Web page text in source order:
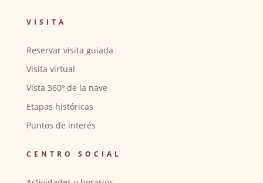
VISITA
Reservar visita guiada
Visita virtual
Vista 360º de la nave
Etapas históricas
Puntos de interés
CENTRO SOCIAL